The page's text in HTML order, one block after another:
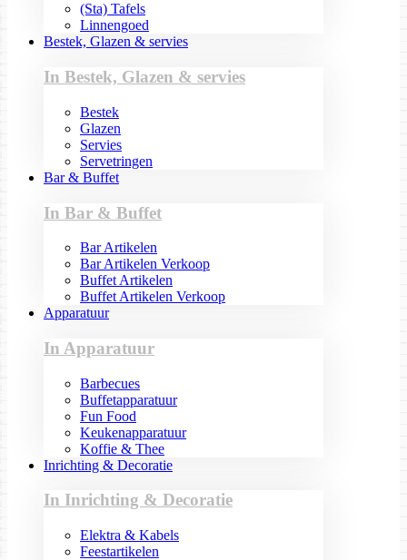
(Sta) Tafels
Linnengoed
Bestek, Glazen & servies
In Bestek, Glazen & servies
Bestek
Glazen
Servies
Servetringen
Bar & Buffet
In Bar & Buffet
Bar Artikelen
Bar Artikelen Verkoop
Buffet Artikelen
Buffet Artikelen Verkoop
Apparatuur
In Apparatuur
Barbecues
Buffetapparatuur
Fun Food
Keukenapparatuur
Koffie & Thee
Inrichting & Decoratie
In Inrichting & Decoratie
Elektra & Kabels
Feestartikelen